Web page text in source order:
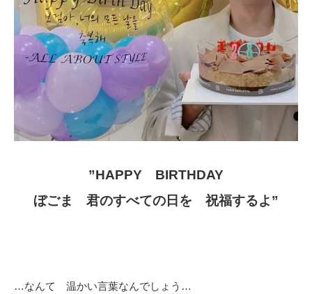
”HAPPY BIRTHDAY
ぼごま 君のすべての日を 祝福するよ”
…なんて 温かい言葉なんでしょう…